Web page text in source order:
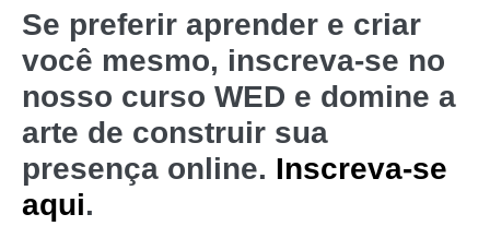
Se preferir aprender e criar
você mesmo, inscreva-se no
nosso curso WED e domine a
arte de construir sua
presença online. Inscreva-se
aqui.